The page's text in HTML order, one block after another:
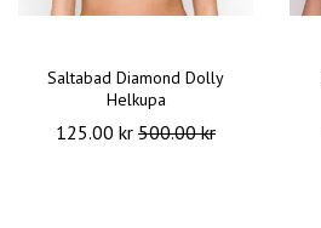
Saltabad Diamond Dolly
Helkupa
125.00 kr 500.00 kr